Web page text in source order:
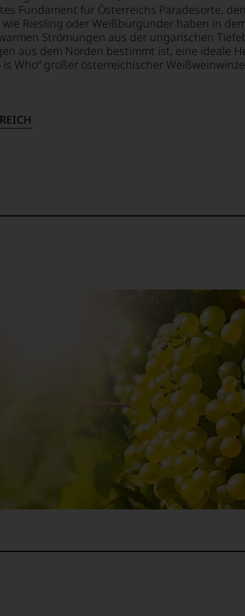
Fundament für Österreichs Paradesorte,
Riesling oder Weißburgunder haben in
Strömungen aus der ungarischen
aus dem Norden bestimmt ist, eine ideale
Who“ großer österreichischer